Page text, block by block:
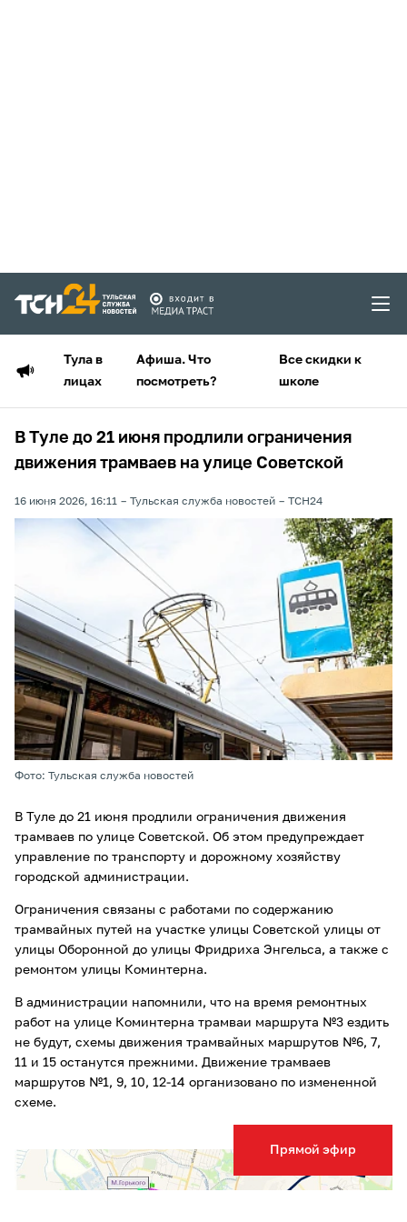
Тула в
лицах
Афиша. Что
посмотреть?
Все скидки к
школе
Прямой эфир
В Туле до 21 июня продлили ограничения
движения трамваев на улице Советской
16 июня 2026, 16:11 Тульская служба новостей ТСН24
Фото: Тульская служба новостей
В Туле до 21 июня продлили ограничения движения
трамваев по улице Советской. Об этом предупреждает
управление по транспорту и дорожному хозяйству
городской администрации.
Ограничения связаны с работами по содержанию
трамвайных путей на участке улицы Советской улицы от
улицы Оборонной до улицы Фридриха Энгельса, а также с
ремонтом улицы Коминтерна.
В администрации напомнили, что на время ремонтных
работ на улице Коминтерна трамваи маршрута №3 ездить
не будут, схемы движения трамвайных маршрутов №6, 7,
11 и 15 останутся прежними. Движение трамваев
маршрутов №1, 9, 10, 12-14 организовано по измененной
схеме.